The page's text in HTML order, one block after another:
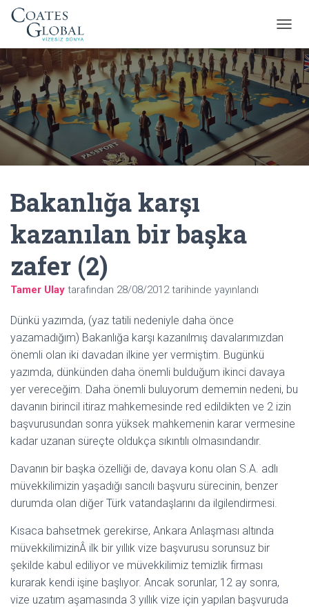
E
N
Ü
Y
Ü
A
Ç
A
Bakanlığa karşı
kazanılan bir başka
zafer (2)
Tamer Ulay tarafından 28/08/2012tarihinde yayınlandı
Dünkü yazımda, (yaz tatili nedeniyle daha önce
yazamadığım) Bakanlığa karşı kazanılmış davalarımızdan
önemli olan iki davadan ilkine yer vermiştim. Bugünkü
yazımda, dünkünden daha önemli bulduğum ikinci davaya
yer vereceğim. Daha önemli buluyorum dememin nedeni, bu
davanın birincil itiraz mahkemesinde red edildikten ve 2 izin
başvurusundan sonra yüksek mahkemenin karar vermesine
kadar uzanan süreçte oldukça sıkıntılı olmasındandır.
Davanın bir başka özelliği de, davaya konu olan S.A. adlı
müvekkilimizin yaşadığı sancılı başvuru sürecinin, benzer
durumda olan diğer Türk vatandaşlarını da ilgilendirmesi.
Kısaca bahsetmek gerekirse, Ankara Anlaşması altında
müvekkilimizinÂ ilk bir yıllık vize başvurusu sorunsuz bir
şekilde kabul ediliyor ve müvekkilimiz temizlik firması
kurarak kendi işine başlıyor. Ancak sorunlar, 12 ay sonra,
vize uzatım aşamasında 3 yıllık vize için yapılan başvuruda